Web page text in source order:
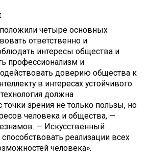
четыре основных
ответственно и
интересы общества и
профессионализм и
доверию общества к
в интересах устойчивого
должна
точки зрения не только пользы, но
человека и общества, —
— Искусственный
реализации всех
человека».